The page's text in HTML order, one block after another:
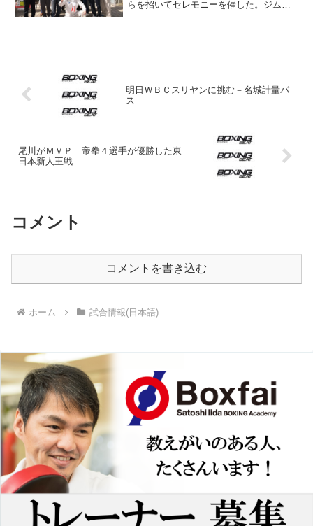
らを招いてセレモニーを催した。ジムオ
明日ＷＢＣスリヤンに挑む－名城計量パ
ス
尾川がＭＶＰ 帝拳４選手が優勝した東
日本新人王戦
コメント
コメントを書き込む
ホーム 試合情報(日本語)